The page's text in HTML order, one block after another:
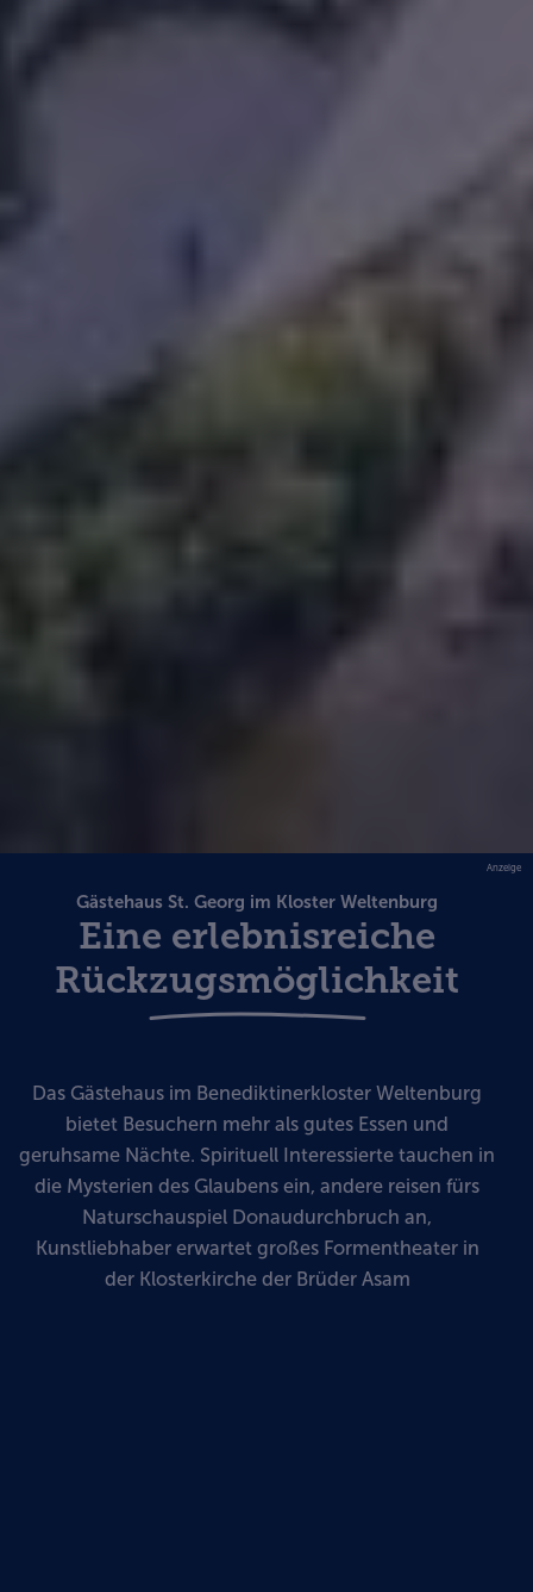
Anzeige
Gästehaus St. Georg im Kloster Weltenburg
Eine erlebnisreiche
Rückzugsmöglichkeit
Das Gästehaus im Benediktinerkloster Weltenburg
bietet Besuchern mehr als gutes Essen und
geruhsame Nächte. Spirituell Interessierte tauchen in
die Mysterien des Glaubens ein, andere reisen fürs
Naturschauspiel Donaudurchbruch an,
Kunstliebhaber erwartet großes Formentheater in
der Klosterkirche der Brüder Asam